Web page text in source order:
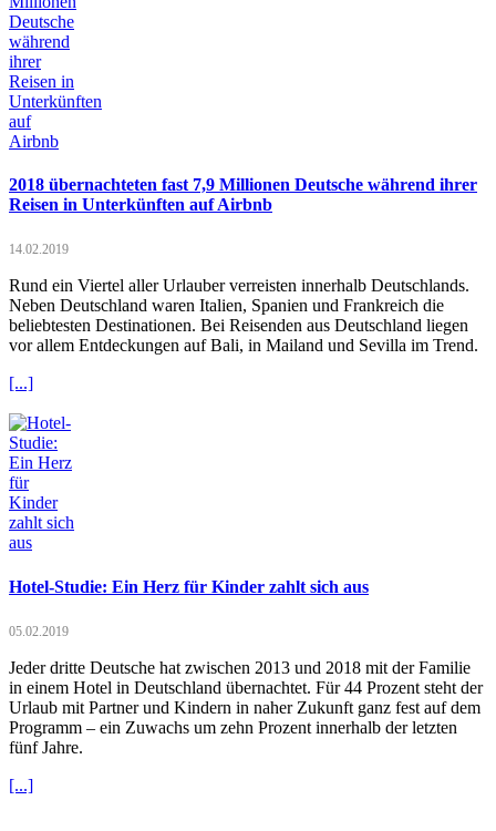
2018 übernachteten fast 7,9 Millionen Deutsche während ihrer
Reisen in Unterkünften auf Airbnb
14.02.2019
Rund ein Viertel aller Urlauber verreisten innerhalb Deutschlands.
Neben Deutschland waren Italien, Spanien und Frankreich die
beliebtesten Destinationen. Bei Reisenden aus Deutschland liegen
vor allem Entdeckungen auf Bali, in Mailand und Sevilla im Trend.
[...]
Hotel-Studie: Ein Herz für Kinder zahlt sich aus
05.02.2019
Jeder dritte Deutsche hat zwischen 2013 und 2018 mit der Familie
in einem Hotel in Deutschland übernachtet. Für 44 Prozent steht der
Urlaub mit Partner und Kindern in naher Zukunft ganz fest auf dem
Programm – ein Zuwachs um zehn Prozent innerhalb der letzten
fünf Jahre.
[...]